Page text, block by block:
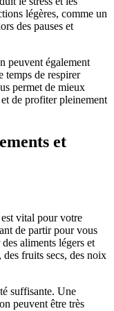
légères, comme un
des pauses et
peuvent également
temps de respirer
permet de mieux
de profiter pleinement
et
vital pour votre
de partir pour vous
aliments légers et
des fruits secs, des noix
suffisante. Une
peuvent être très